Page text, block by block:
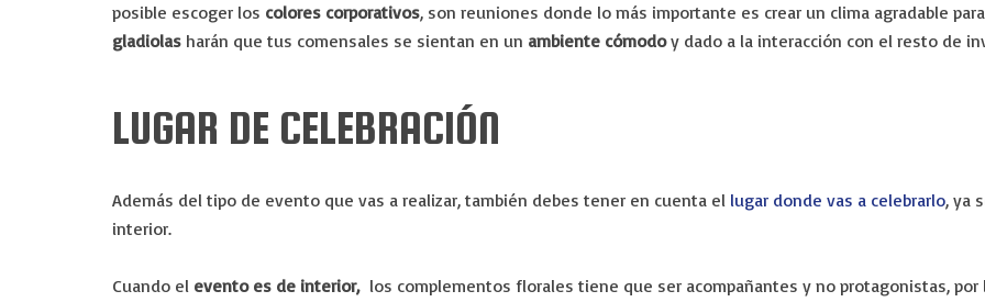
posible escoger los colores corporativos, son reuniones donde lo más importante es crear un clima agradable
gladiolas harán que tus comensales se sientan en un ambiente cómodoy dado a la interacción con el resto de
LUGAR DE CELEBRACIÓN
Además del tipo de evento que vas a realizar, también debes tener en cuenta el lugar donde vas a celebrarlo, ya
interior.
Cuando el evento es de interior,los complementos florales tiene que ser acompañantes y no protagonistas, por